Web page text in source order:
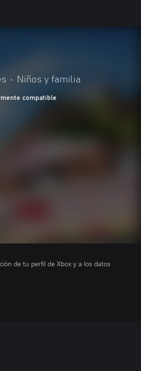
• Niños y familia
compatible
de tu perfil de Xbox y a los datos